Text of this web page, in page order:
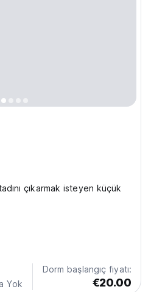
çıkarmak isteyen küçük
Yok
Dorm başlangıç fiyatı:
€20.00